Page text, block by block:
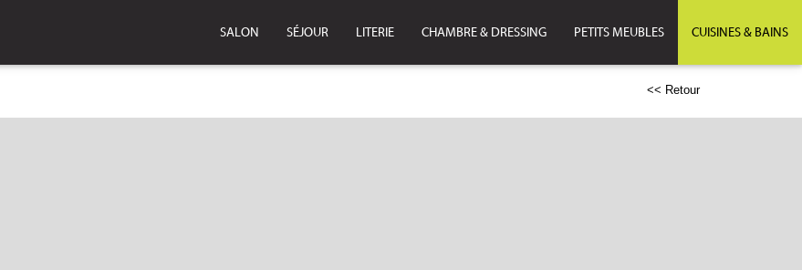
SALON SÉJOUR LITERIE CHAMBRE & DRESSING PETITS MEUBLES CUISINES & BAINS
<< Retour